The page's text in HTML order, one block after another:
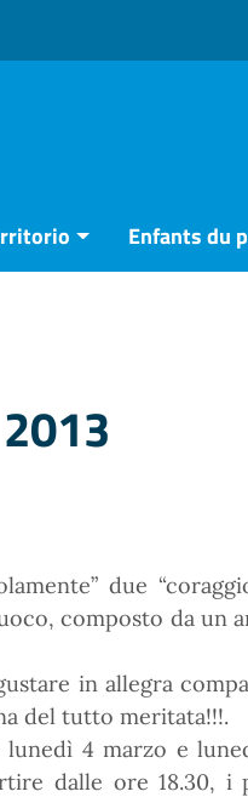
Enfants du
due
composto da un
in allegra
del tutto meritata!!!.
4 marzo e
dalle ore 18.30, i